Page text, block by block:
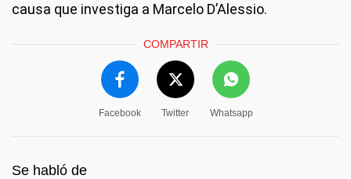
causa que investiga a Marcelo D’Alessio.
COMPARTIR
Facebook Twitter Whatsapp
Se habló de